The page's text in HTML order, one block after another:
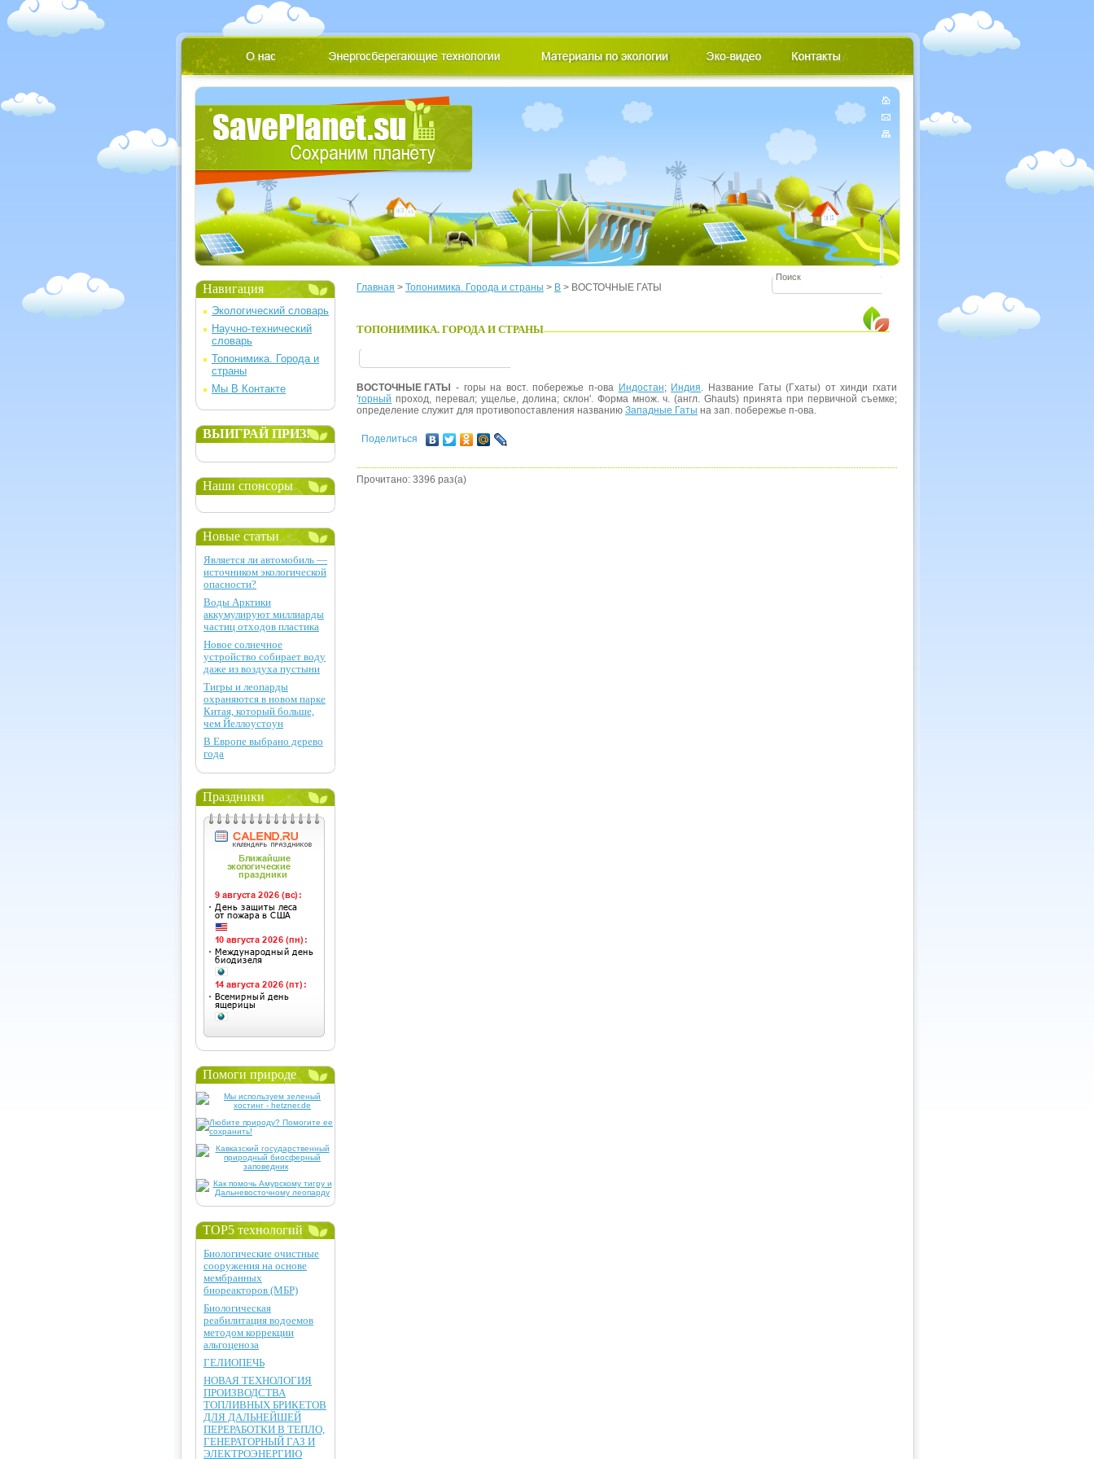
Главная > Топонимика. Города и страны > В > ВОСТОЧНЫЕ ГАТЫ
ТОПОНИМИКА. ГОРОДА И СТРАНЫ
ВОСТОЧНЫЕ ГАТЫ - горы на вост. побережье п-ова Индостан; Индия. Название Гаты (Гхаты) от хинди гхати
'горный проход, перевал; ущелье, долина; склон'. Форма множ. ч. (англ. Ghauts) принята при первичной съемке;
определение служит для противопоставления названию Западные Гаты на зап. побережье п-ова.
Поделиться
Прочитано: 3396 раз(а)
Навигация
Экологический словарь
Научно-технический
словарь
Топонимика. Города и
страны
Мы В Контакте
ВЫИГРАЙ ПРИЗ!
Наши спонсоры
Новые статьи
Является ли автомобиль —
источником экологической
опасности?
Воды Арктики
аккумулируют миллиарды
частиц отходов пластика
Новое солнечное
устройство собирает воду
даже из воздуха пустыни
Тигры и леопарды
охраняются в новом парке
Китая, который больше,
чем Йеллоустоун
В Европе выбрано дерево
года
Праздники
Помоги природе
TOP5 технологий
Биологические очистные
сооружения на основе
мембранных
биореакторов (МБР)
Биологическая
реабилитация водоемов
методом коррекции
альгоценоза
ГЕЛИОПЕЧЬ
НОВАЯ ТЕХНОЛОГИЯ
ПРОИЗВОДСТВА
ТОПЛИВНЫХ БРИКЕТОВ
ДЛЯ ДАЛЬНЕЙШЕЙ
ПЕРЕРАБОТКИ В ТЕПЛО,
ГЕНЕРАТОРНЫЙ ГАЗ И
ЭЛЕКТРОЭНЕРГИЮ